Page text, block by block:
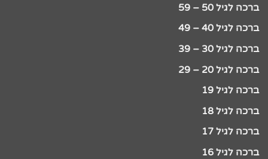
ברכה לגיל 50 – 59
ברכה לגיל 40 – 49
ברכה לגיל 30 – 39
ברכה לגיל 20 – 29
ברכה לגיל 19
ברכה לגיל 18
ברכה לגיל 17
ברכה לגיל 16